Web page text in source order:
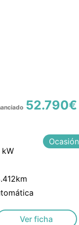
52.790€
Ocasión
Ver ficha